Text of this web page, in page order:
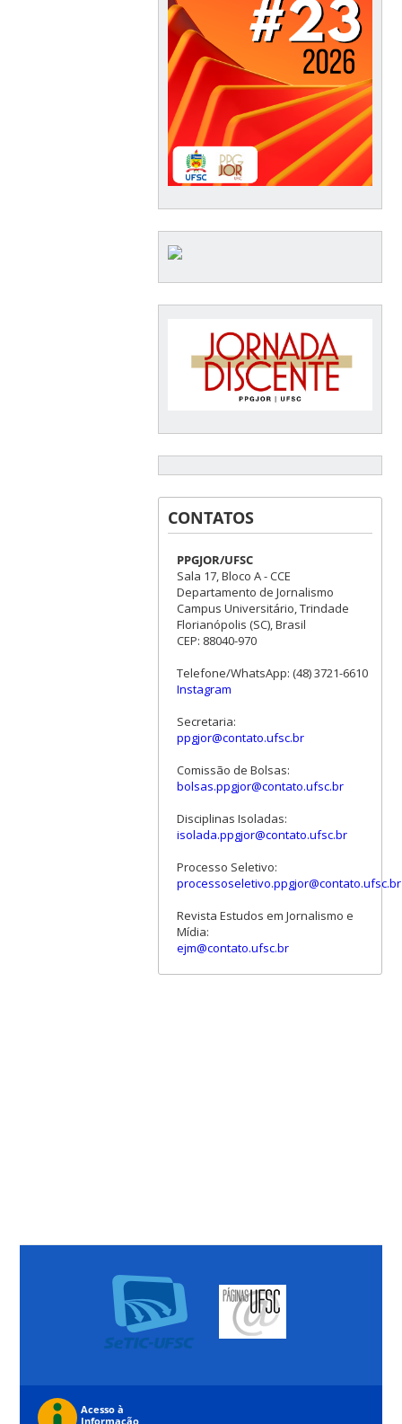
CONTATOS
PPGJOR/UFSC
Sala 17, Bloco A - CCE
Departamento de Jornalismo
Campus Universitário, Trindade
Florianópolis (SC), Brasil
CEP: 88040-970
Telefone/WhatsApp: (48) 3721-6610
Instagram
Secretaria:
ppgjor@contato.ufsc.br
Comissão de Bolsas:
bolsas.ppgjor@contato.ufsc.br
Disciplinas Isoladas:
isolada.ppgjor@contato.ufsc.br
Processo Seletivo:
processoseletivo.ppgjor@contato.ufsc.br
Revista Estudos em Jornalismo e
Mídia:
ejm@contato.ufsc.br